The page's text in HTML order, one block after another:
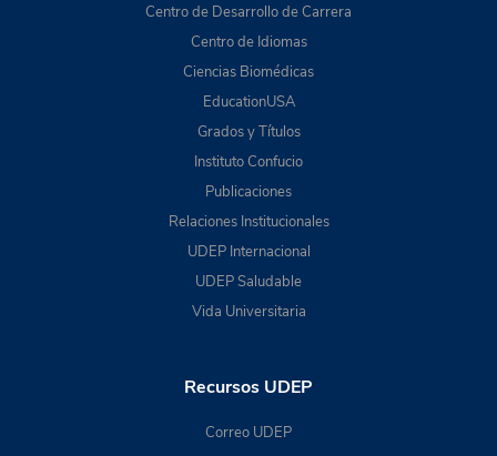
Centro de Desarrollo de Carrera
Centro de Idiomas
Ciencias Biomédicas
EducationUSA
Grados y Títulos
Instituto Confucio
Publicaciones
Relaciones Institucionales
UDEP Internacional
UDEP Saludable
Vida Universitaria
Recursos UDEP
Correo UDEP